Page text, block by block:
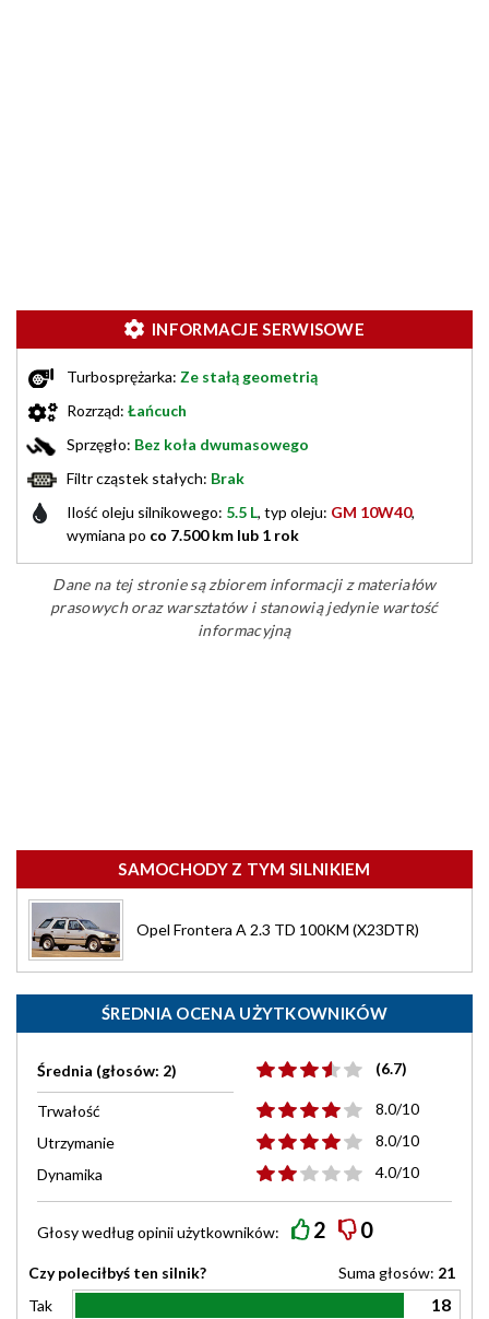
INFORMACJE SERWISOWE
Turbosprężarka: Ze stałą geometrią
Rozrząd: Łańcuch
Sprzęgło: Bez koła dwumasowego
Filtr cząstek stałych: Brak
Ilość oleju silnikowego: 5.5 L, typ oleju: GM 10W40,
wymiana po co 7.500 km lub 1 rok
Dane na tej stronie są zbiorem informacji z materiałów
prasowych oraz warsztatów i stanowią jedynie wartość
informacyjną
SAMOCHODY Z TYM SILNIKIEM
Opel Frontera A 2.3 TD 100KM (X23DTR)
ŚREDNIA OCENA UŻYTKOWNIKÓW
Średnia (głosów: 2) (6.7)
Trwałość
8.0/10
Utrzymanie
8.0/10
Dynamika
4.0/10
Głosy wedługopiniiużytkowników: 2 0
Czy poleciłbyś ten silnik? Suma głosów: 21
Tak
18